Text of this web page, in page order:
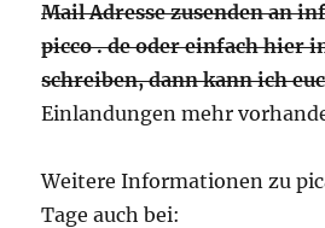
Mail Adresse zusenden an
picco . de oder einfach hier
schreiben, dann kann ich
Einlandungen mehr
Weitere Informationen zu
Tage auch bei: